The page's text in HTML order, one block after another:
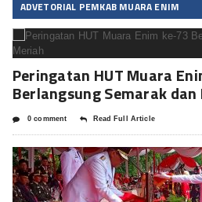
ADVETORIAL PEMKAB MUARA ENIM
Peringatan HUT Muara
Berlangsung Semarak dan
0 comment Read Full Article